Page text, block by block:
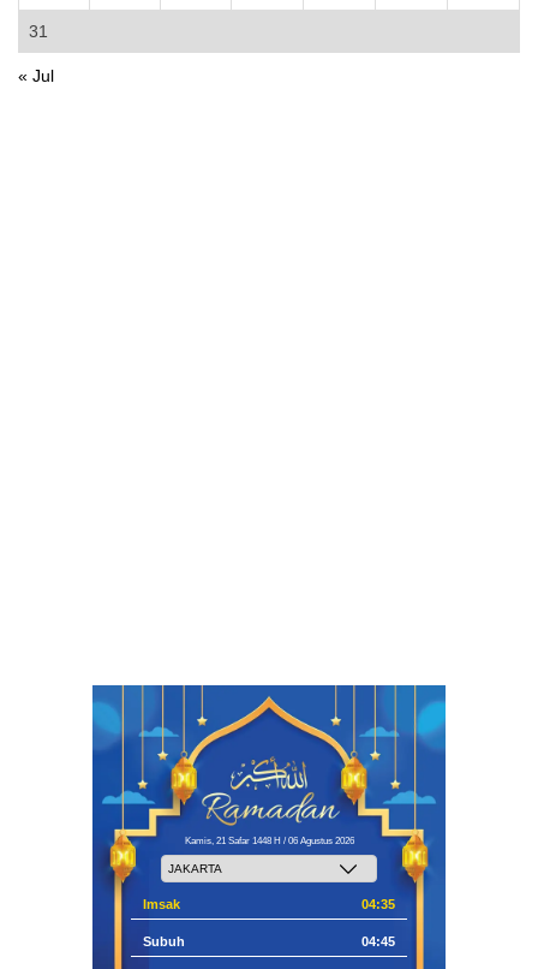
31
« Jul
Kamis, 21 Safar 1448 H / 06 Agustus 2026
Imsak 04:35
Subuh 04:45